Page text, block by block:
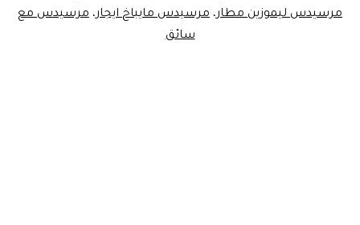
مرسيدس ليموزين مطار، مرسيدس مايباخ ايجار، مرسيدس مع
سائق